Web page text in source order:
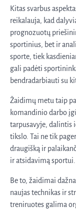
Kitas svarbus
reikalauja, kad
prognozuotų
sportinius, bet ir
sporte, tiek
gali padėti
bendradarbiauti su
Žaidimų metu taip
komandinio darbo
tarpusavyje, dalintis
tikslo. Tai ne tik
draugišką ir
ir atsidavimą sportui.
Be to, žaidimai
naujas technikas ir
treniruotes galima